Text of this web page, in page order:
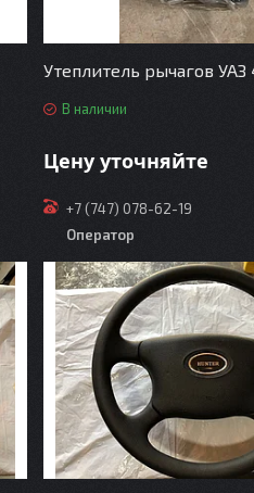
Утеплитель рычагов УАЗ
В наличии
Цену уточняйте
+7 (747) 078-62-19
Оператор